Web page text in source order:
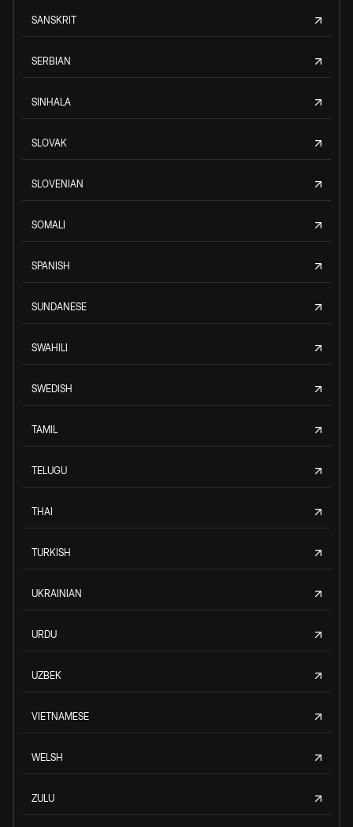
SANSKRIT
SERBIAN
SINHALA
SLOVAK
SLOVENIAN
SOMALI
SPANISH
SUNDANESE
SWAHILI
SWEDISH
TAMIL
TELUGU
THAI
TURKISH
UKRAINIAN
URDU
UZBEK
VIETNAMESE
WELSH
ZULU